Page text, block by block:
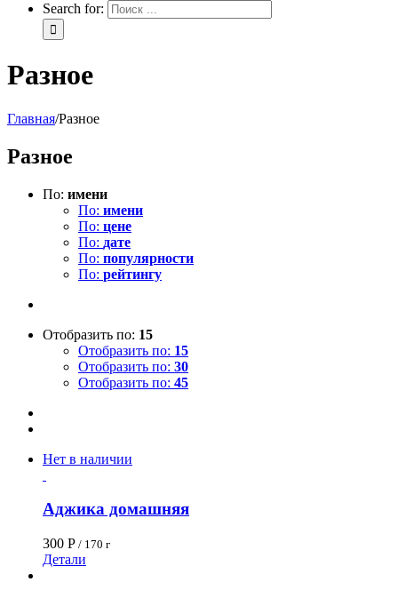
Search for:
Разное
Главная/Разное
Разное
По: имени
По: имени
По: цене
По: дате
По: популярности
По: рейтингу
Отобразить по: 15
Отобразить по: 15
Отобразить по: 30
Отобразить по: 45
Нет в наличии
Аджика домашняя
300 Р / 170 г
Детали